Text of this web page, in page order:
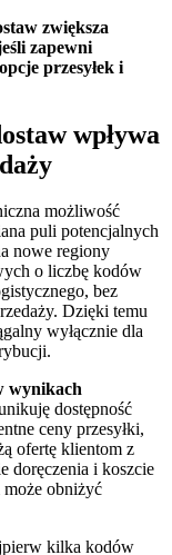
zwiększa
zapewni
przesyłek i
wpływa
możliwość
puli potencjalnych
nowe regiony
o liczbę kodów
bez
Dzięki temu
wyłącznie dla
wynikach
dostępność
ceny przesyłki,
ofertę klientom z
doręczenia i koszcie
może obniżyć
kilka kodów